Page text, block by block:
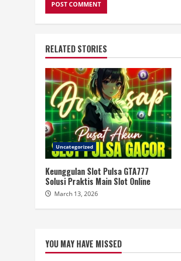
RELATED STORIES
Uncategorized
Keunggulan Slot Pulsa GTA777
Solusi Praktis Main Slot Online
March 13, 2026
YOU MAY HAVE MISSED